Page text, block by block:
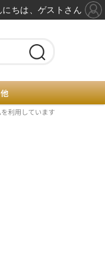
利用しています
にちは、ゲストさん